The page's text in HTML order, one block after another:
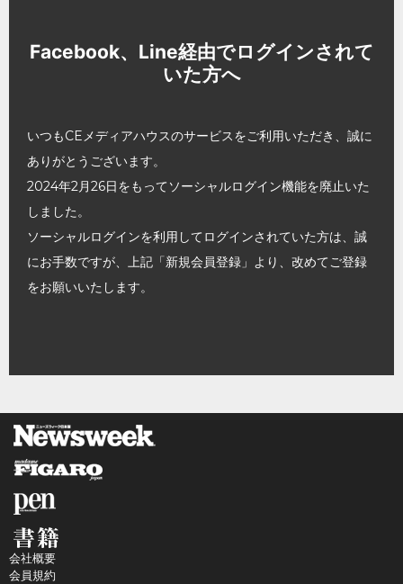
Facebook、Line経由でログインされて
いた方へ
いつもCEメディアハウスのサービスをご利用いただき、誠に
ありがとうございます。
2024年2月26日をもってソーシャルログイン機能を廃止いた
しました。
ソーシャルログインを利用してログインされていた方は、誠
にお手数ですが、上記「新規会員登録」より、改めてご登録
をお願いいたします。
会社概要
会員規約